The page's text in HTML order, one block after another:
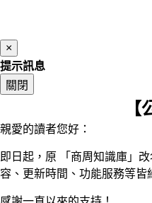
×
提示訊息
關閉
【
親愛的讀者您好：
即日起，原 「商周知識庫」
容、更新時間、功能服務等皆